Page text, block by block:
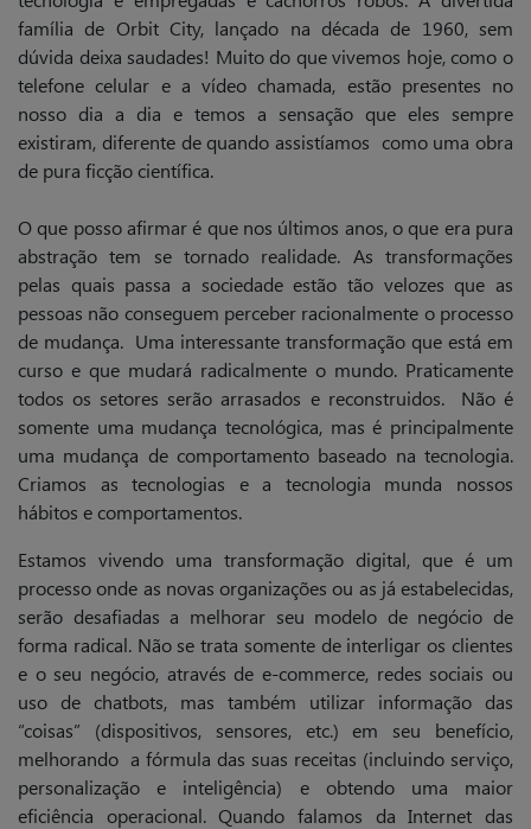
família de Orbit City, lançado na década de 1960, sem
dúvida deixa saudades! Muito do que vivemos hoje, como o
telefone celular e a vídeo chamada, estão presentes no
nosso dia a dia e temos a sensação que eles sempre
existiram, diferente de quando assistíamos como uma obra
de pura ficção científica.
O que posso afirmar é que nos últimos anos, o que era pura
abstração tem se tornado realidade. As transformações
pelas quais passa a sociedade estão tão velozes que as
pessoas não conseguem perceber racionalmente o processo
de mudança. Uma interessante transformação que está em
curso e que mudará radicalmente o mundo. Praticamente
todos os setores serão arrasados e reconstruidos. Não é
somente uma mudança tecnológica, mas é principalmente
uma mudança de comportamento baseado na tecnologia.
Criamos as tecnologias e a tecnologia munda nossos
hábitos e comportamentos.
Estamos vivendo uma transformação digital, que é um
processo onde as novas organizações ou as já estabelecidas,
serão desafiadas a melhorar seu modelo de negócio de
forma radical. Não se trata somente de interligar os clientes
e o seu negócio, através de e-commerce, redes sociais ou
uso de chatbots, mas também utilizar informação das
“coisas” (dispositivos, sensores, etc.) em seu benefício,
melhorando a fórmula das suas receitas (incluindo serviço,
personalização e inteligência) e obtendo uma maior
eficiência operacional. Quando falamos da Internet das